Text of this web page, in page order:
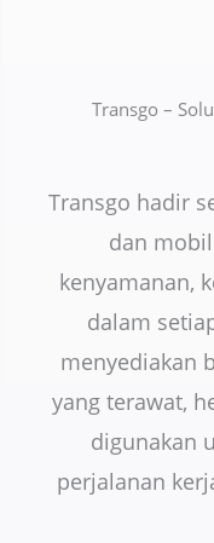
Transgo –
Transgo hadir
dan
kenyamanan,
dalam
menyediakan
yang terawat,
digunakan
perjalanan